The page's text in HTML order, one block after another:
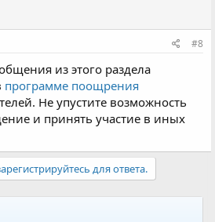
#8
из этого раздела
программе поощрения
Не упустите возможность
и принять участие в иных
для ответа.